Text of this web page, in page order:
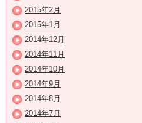
2015年2月
2015年1月
2014年12月
2014年11月
2014年10月
2014年9月
2014年8月
2014年7月